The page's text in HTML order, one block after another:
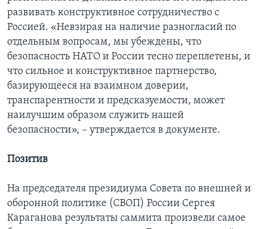
развивать конструктивное сотрудничество с
Россией. «Невзирая на наличие разногласий по
отдельным вопросам, мы убеждены, что
безопасность НАТО и России тесно переплетены, и
что сильное и конструктивное партнерство,
базирующееся на взаимном доверии,
транспарентности и предсказуемости, может
наилучшим образом служить нашей
безопасности», – утверждается в документе.
Позитив
На председателя президиума Совета по внешней и
оборонной политике (СВОП) России Сергея
Караганова результаты саммита произвели самое